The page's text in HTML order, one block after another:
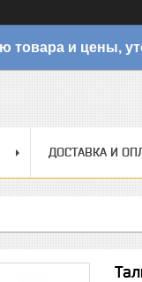
товара и цены,
ДОСТАВКА И